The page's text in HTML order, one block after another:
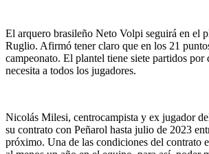
El arquero brasileño Neto Volpi seguirá en el
Ruglio. Afirmó tener claro que en los 21
campeonato. El plantel tiene siete partidos por
necesita a todos los jugadores.
Nicolás Milesi, centrocampista y ex jugador
su contrato con Peñarol hasta julio de 2023
próximo. Una de las condiciones del contrato